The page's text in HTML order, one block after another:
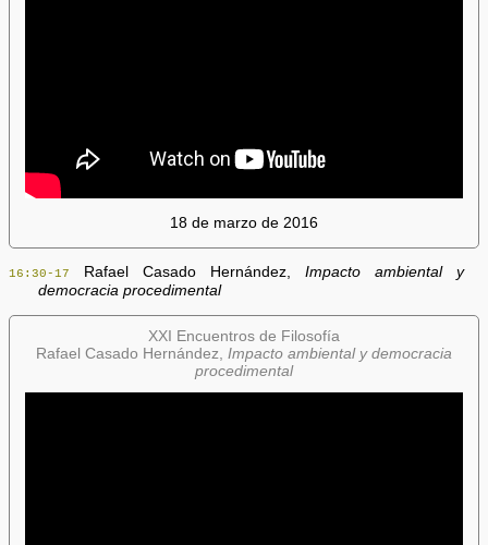
18 de marzo de 2016
16:30-17 Rafael Casado Hernández,Impacto ambiental y
democracia procedimental
XXI Encuentros de Filosofía
Rafael Casado Hernández, Impacto ambiental y democracia
procedimental